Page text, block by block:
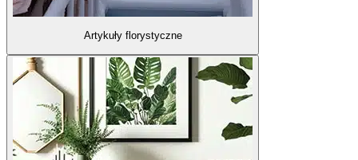
Artykuły florystyczne